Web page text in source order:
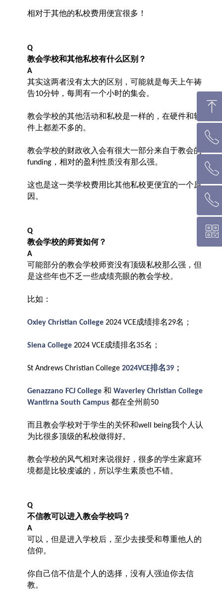
相对于其他的私校费用便宜很多！
Q
教会学校和其他私校有什么区别？
A
其实这两者没有太大的区别，可能就是每天上午祷
告10分钟，每周有一个小时的集会。
教会学校的其他活动和私校是一样的，在硬件和软
件上都差不多的。
教会学校的财政收入会有很大一部分来自于教会的
funding ，相对的盈利性质没有那么强。
这也是这一类学校费用比其他私校更便宜的一个原
因。
Q
教会学校的师资如何？
A
可能部分的教会学校师资没有顶级私校那么强，但
是这些年也不乏一些成绩亮眼的教会学校。
比如：
Oxley Christian College 2024 VCE成绩排名29名；
Siena College 2024 VCE成绩排名35名；
St Andrews Christian College 2024VCE排名39 ；
Genazzano FCJ College 和 Waverley Christian College
Wantirna South Campus 都在全州前50
而且教会学校对于学生的关怀和well being我个人认
为比很多顶级的私校做得好。
教会学校的风气相对来说很好，很多的学生家庭环
境都是比较虔诚的，所以学生素质也不错。
Q
不信教可以进入教会学校吗？
A
可以，但是进入学校后，至少去接受和尊重他人的
信仰。
你自己信不信是个人的选择，没有人强迫你去信
教。
ꁸ
回到顶部
ꂅ
墨尔本热线 1300 039 646
ꂅ
悉 尼 热线 02 9282 9836
ꂅ
布里斯班热线 0426 456 158
ꀥ